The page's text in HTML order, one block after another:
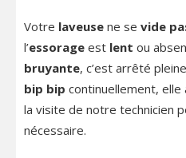
Votre laveuse ne se vide
l’essorage est lent ou
bruyante, c’est arrêté
bip bip continuellement, elle
la visite de notre technicien
nécessaire.